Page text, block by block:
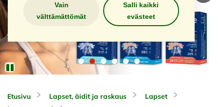
Vain
välttämättömät
Salli kaikki
evästeet
Etusivu Lapset, äidit ja raskaus Lapset